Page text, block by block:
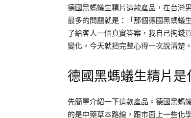
德國黑螞蟻生精片這款產品，在台灣
最多的問題就是：「那個德國黑螞蟻
了給客人一個真實答案，我自己掏錢
變化，今天就把完整心得一次說清楚。
德國黑螞蟻生精片
先簡單介紹一下這款產品。德國黑螞
的是中藥草本路線，跟市面上一些化